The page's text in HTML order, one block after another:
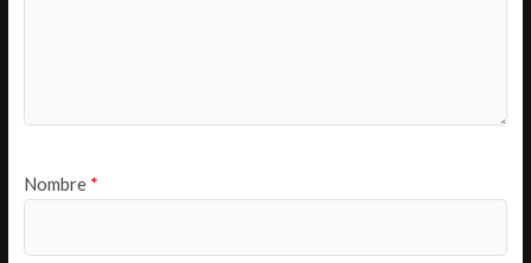
Nombre *